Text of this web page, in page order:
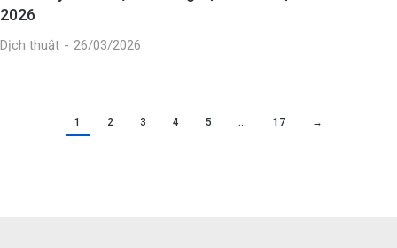
2026
Dịch thuật 26/03/2026
1 2 3 4 5 … 17 →